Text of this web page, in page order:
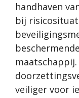
handhaven
bij
veiliger voor